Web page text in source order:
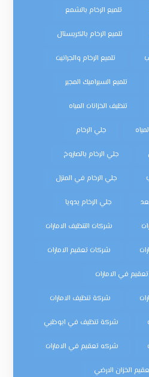
تلميع الرخام بالشمع
تلميع الرخام بالكريستال
تلميع الرخام والجرانيت
تلميع السيراميك المجير
تنظيف الخزانات المياه
جلي الرخام
جلي الرخام بالصاروخ
جلي الرخام في المنزل
جلي الرخام يدويا
شركات التنظيف الامارات
شركات تعقيم الامارات
في الامارات
شركة تنظيف الامارات
شركة تنظيف في ابوظبي
شركه تعقيم في الامارات
الخزان الارضي